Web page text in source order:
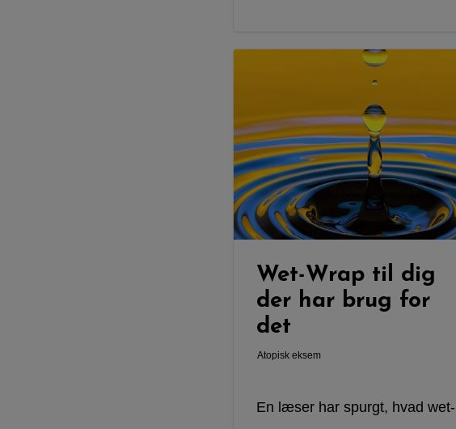
Wet-Wrap til dig
der har brug for
det
Atopisk eksem
En læser har spurgt, hvad wet-